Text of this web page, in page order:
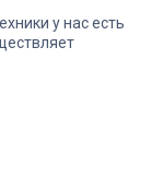
у нас есть